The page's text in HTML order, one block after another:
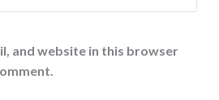
and website in this browser